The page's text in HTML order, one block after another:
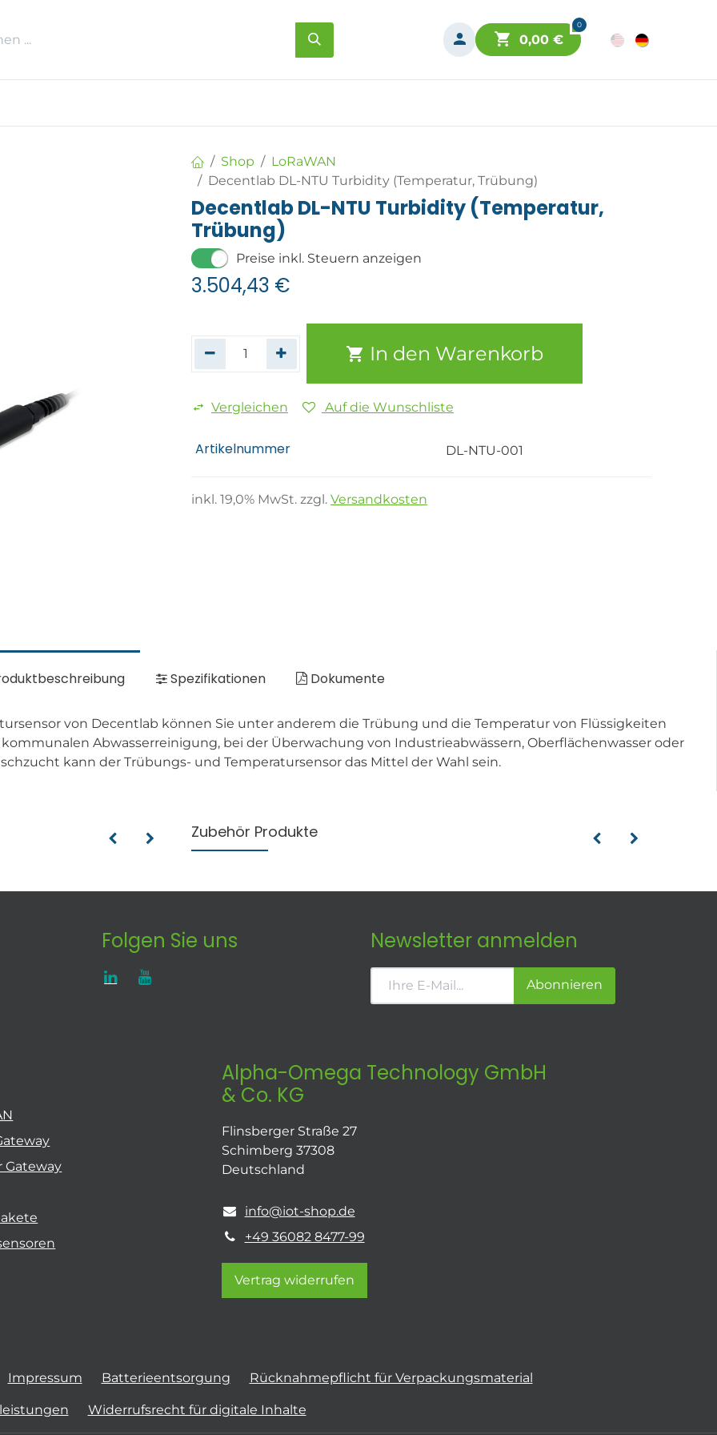
0
0,00€
Shop
LoRaWAN
Decentlab DL-NTU Turbidity (Temperatur, Trübung)
Decentlab DL-NTU Turbidity (Temperatur,
Trübung)
Preise inkl. Steuern anzeigen
3.504,43 €
In den Warenkorb
Vergleichen Auf die Wunschliste
Artikelnummer DL-NTU-001
inkl. 19,0% MwSt. zzgl. Versandkosten
Spezifikationen Dokumente
von Decentlab können Sie unter anderem die Trübung und die Temperatur von Flüssigkeiten
Abwasserreinigung, bei der Überwachung von Industrieabwässern, Oberflächenwasser oder
kann der Trübungs- und Temperatursensor das Mittel der Wahl sein.
Zubehör Produkte
Folgen Sie uns Newsletter anmelden
Abonnieren
Gateway
Alpha-Omega Technology GmbH
& Co. KG
Flinsberger Straße 27
Schimberg 37308
Deutschland
info@iot-shop.de
+49 36082 8477-99
Vertrag widerrufen
Impressum Batterieentsorgung Rücknahmepflicht für Verpackungsmaterial
Widerrufsrecht für digitale Inhalte